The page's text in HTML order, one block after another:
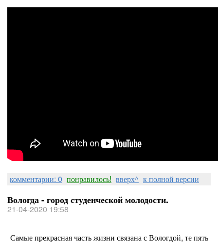
комментарии: 0 понравилось! вверх^ к полной версии
Вологда - город студенческой молодости.
21-04-2020 19:58
Самые прекрасная часть жизни связана с Вологдой, те пять